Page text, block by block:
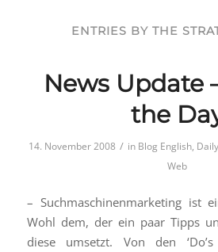
ENTRIES BY THE
News Update
the
14. November 2008 / in Blog English,
Web
– Suchmaschinenmarketing ist
Wohl dem, der ein paar Tipps
diese umsetzt. Von den